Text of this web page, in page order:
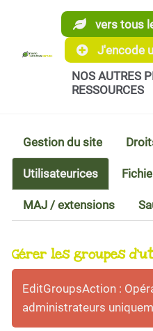
Aller au contenu principal
vers tous
J'encode
NOS AUTRES
RESSOURCES
Gestion du site
Utilisateurices
MAJ / extensions
Gérer les groupes
EditGroupsAction :
administrateurs